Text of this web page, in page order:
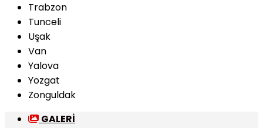
Trabzon
Tunceli
Uşak
Van
Yalova
Yozgat
Zonguldak
GALERİ